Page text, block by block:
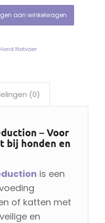
aan winkelwagen
Natvoer
(0)
– Voor
bij honden en
is een
of katten met
en